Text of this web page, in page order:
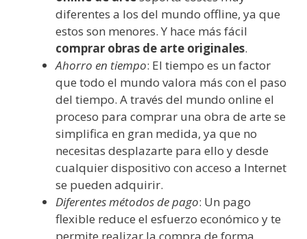
diferentes a los del mundo offline, ya que
estos son menores. Y hace más fácil
comprar obras de arte originales.
Ahorro en tiempo: El tiempo es un factor
que todo el mundo valora más con el paso
del tiempo. A través del mundo online el
proceso para comprar una obra de arte se
simplifica en gran medida, ya que no
necesitas desplazarte para ello y desde
cualquier dispositivo con acceso a Internet
se pueden adquirir.
Diferentes métodos de pago: Un pago
flexible reduce el esfuerzo económico y te
permite realizar la compra de forma